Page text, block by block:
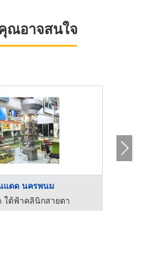
ณอาจสนใจ
แดด นครพนม
ใต้ฟ้าคลินิกสายตา